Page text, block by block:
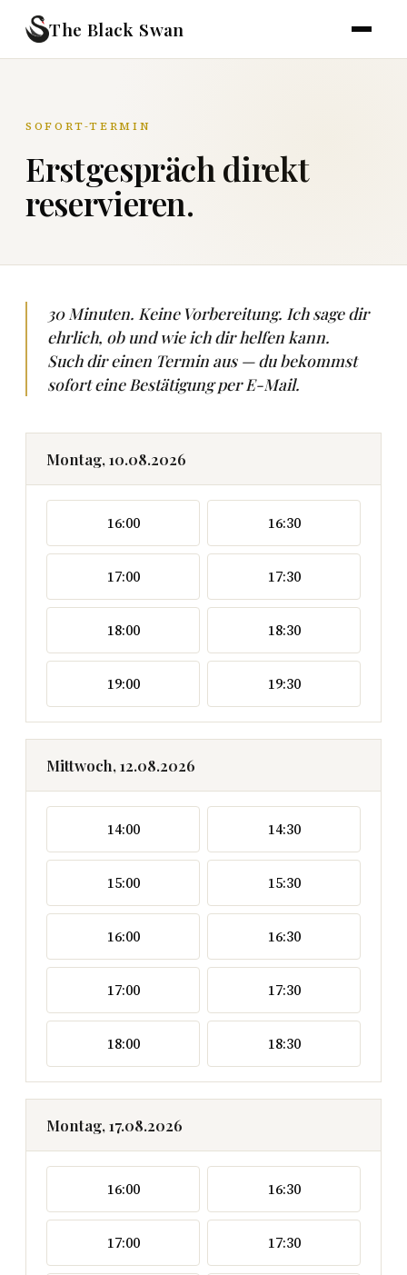
The Black Swan
SOFORT-TERMIN
Erstgespräch direkt
reservieren.
30 Minuten. Keine Vorbereitung. Ich sage dir
ehrlich, ob und wie ich dir helfen kann.
Such dir einen Termin aus — du bekommst
sofort eine Bestätigung per E-Mail.
Montag, 10.08.2026
16:00 16:30
17:00 17:30
18:00 18:30
19:00 19:30
Mittwoch, 12.08.2026
14:00 14:30
15:00 15:30
16:00 16:30
17:00 17:30
18:00 18:30
Montag, 17.08.2026
16:00 16:30
17:00 17:30